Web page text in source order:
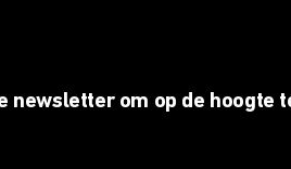
newsletter om op de hoogte